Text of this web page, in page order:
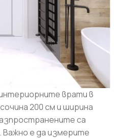
врати в
200 см и ширина
са
Важно е да измерите